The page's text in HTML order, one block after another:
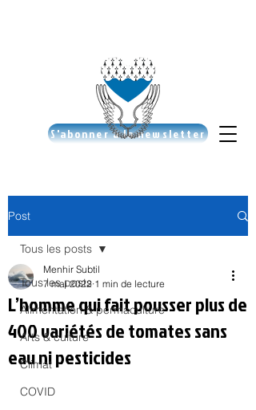
S'abonner à la newsletter
Post
Tous les posts
Alimentation & permaculture
Arts & culture
Climat
COVID
Tous les posts
L’homme qui fait pousser plus de
400 variétés de tomates sans
eau ni pesticides
Menhir Subtil
7 mai 2022 1 min de lecture